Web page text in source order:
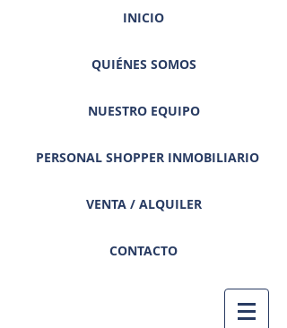
INICIO
QUIÉNES SOMOS
NUESTRO EQUIPO
PERSONAL SHOPPER INMOBILIARIO
VENTA / ALQUILER
CONTACTO